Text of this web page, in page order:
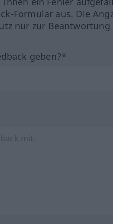
Formular aus. Die
nur zur Beantwortung
geben?*